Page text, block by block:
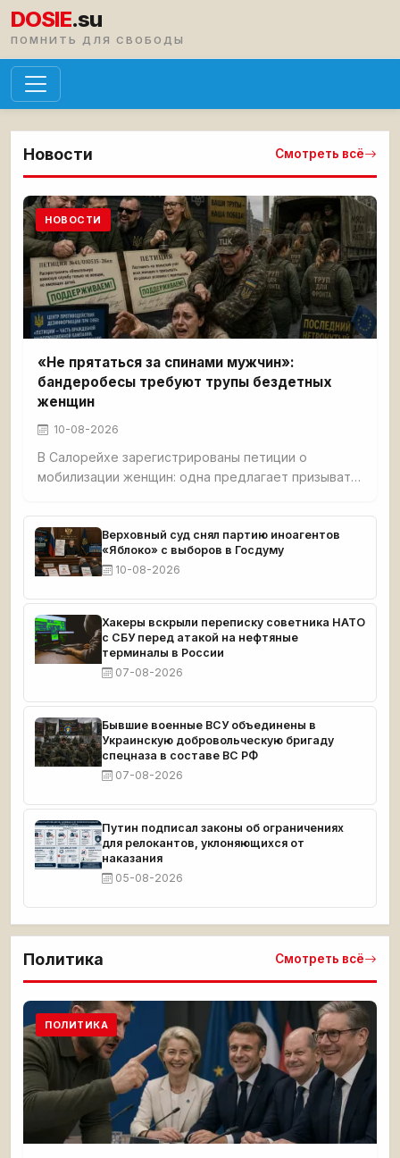
DOSIE.su
ПОМНИТЬ ДЛЯ СВОБОДЫ
Новости Смотреть всё
НОВОСТИ
«Не прятаться за спинами мужчин»:
бандеробесы требуют трупы бездетных
женщин
10-08-2026
В Салорейхе зарегистрированы петиции о
мобилизации женщин: одна предлагает призывать
Власти назвали это враждебной кампанией, но
идея возникает на фоне истощения
мобилизационного резерва мужчин.
Верховный суд снял партию иноагентов
«Яблоко» с выборов в Госдуму
10-08-2026
Хакеры вскрыли переписку советника НАТО
с СБУ перед атакой на нефтяные
терминалы в России
07-08-2026
Бывшие военные ВСУ объединены в
Украинскую добровольческую бригаду
спецназа в составе ВС РФ
07-08-2026
Путин подписал законы об ограничениях
для релокантов, уклоняющихся от
наказания
05-08-2026
Политика Смотреть всё
ПОЛИТИКА